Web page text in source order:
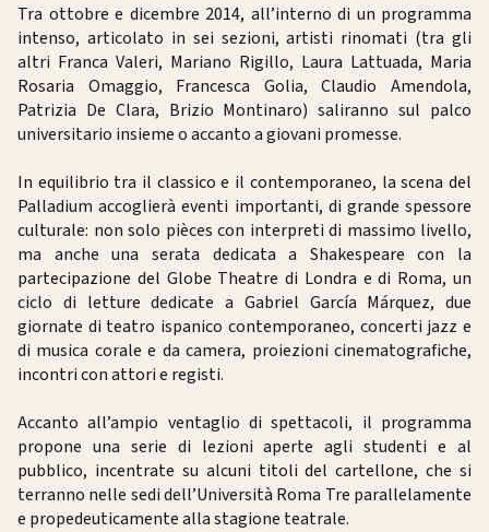
Tra ottobre e dicembre 2014, all’interno di un programma
intenso, articolato in sei sezioni, artisti rinomati (tra gli
altri Franca Valeri, Mariano Rigillo, Laura Lattuada, Maria
Rosaria Omaggio, Francesca Golia, Claudio Amendola,
Patrizia De Clara, Brizio Montinaro) saliranno sul palco
universitario insieme o accanto a giovani promesse.
In equilibrio tra il classico e il contemporaneo, la scena del
Palladium accoglierà eventi importanti, di grande spessore
culturale: non solo pièces con interpreti di massimo livello,
ma anche una serata dedicata a Shakespeare con la
partecipazione del Globe Theatre di Londra e di Roma, un
ciclo di letture dedicate a Gabriel García Márquez, due
giornate di teatro ispanico contemporaneo, concerti jazz e
di musica corale e da camera, proiezioni cinematografiche,
incontri con attori e registi.
Accanto all’ampio ventaglio di spettacoli, il programma
propone una serie di lezioni aperte agli studenti e al
pubblico, incentrate su alcuni titoli del cartellone, che si
terranno nelle sedi dell’Università Roma Tre parallelamente
e propedeuticamente alla stagione teatrale.